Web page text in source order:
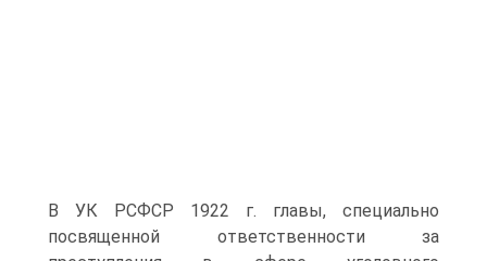
В УК РСФСР 1922 г. главы, специально
посвященной ответственности за